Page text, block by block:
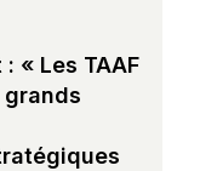
« Les TAAF